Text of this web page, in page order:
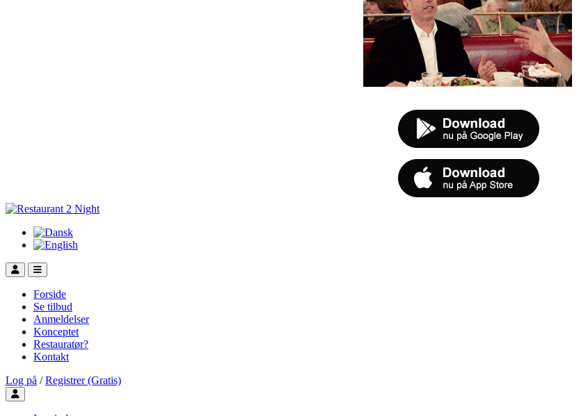
Forside
Se tilbud
Anmeldelser
Konceptet
Restauratør?
Kontakt
Log på / Registrer (Gratis)
Toggle user menu